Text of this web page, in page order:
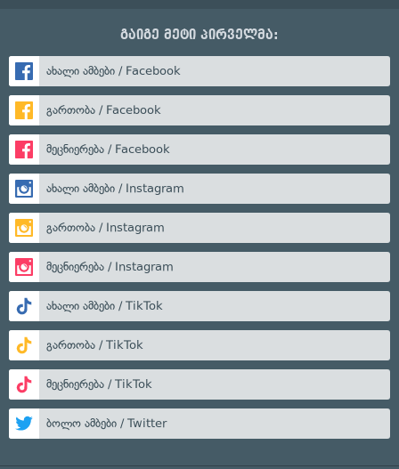
გაიგე მეტი პირველმა:
ახალი ამბები / Facebook
გართობა / Facebook
მეცნიერება / Facebook
ახალი ამბები / Instagram
გართობა / Instagram
მეცნიერება / Instagram
ახალი ამბები / TikTok
გართობა / TikTok
მეცნიერება / TikTok
ბოლო ამბები / Twitter